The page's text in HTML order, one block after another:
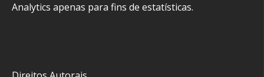
Analytics apenas para fins de estatísticas.